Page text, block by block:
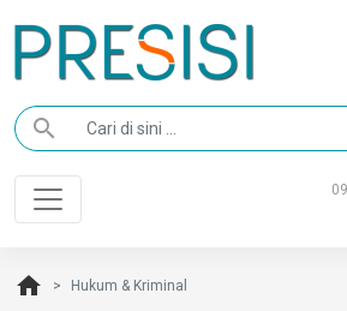
search
home Hukum & Kriminal